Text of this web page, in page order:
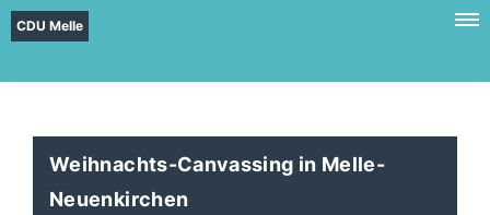
CDU Melle
Weihnachts-Canvassing in Melle-
Neuenkirchen